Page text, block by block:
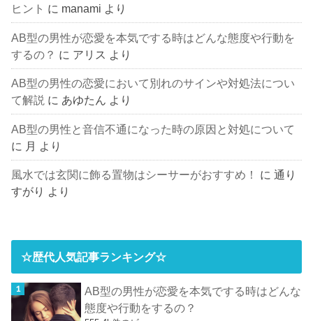
ヒント に manami より
AB型の男性が恋愛を本気でする時はどんな態度や行動を
するの？ に アリス より
AB型の男性の恋愛において別れのサインや対処法につい
て解説 に あゆたん より
AB型の男性と音信不通になった時の原因と対処について
に 月 より
風水では玄関に飾る置物はシーサーがおすすめ！ に通り
すがり より
☆歴代人気記事ランキング☆
AB型の男性が恋愛を本気でする時はどんな
態度や行動をするの？